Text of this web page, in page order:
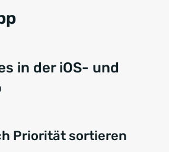
in der iOS- und
Priorität sortieren